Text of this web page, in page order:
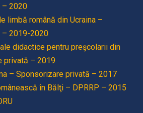
– 2020
limbă română din Ucraina –
– 2019-2020
didactice pentru preşcolarii din
privată – 2019
– Sponsorizare privată – 2017
în Bălţi – DPRRP – 2015